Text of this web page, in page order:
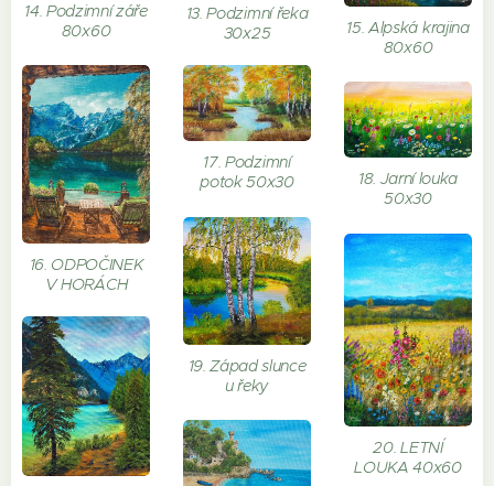
13. Podzimní řeka
30x25
14. Podzimní záře
80x60
15. Alpská krajina
80x60
16. ODPOČINEK
V HORÁCH
17. Podzimní
potok 50x30
18. Jarní louka
50x30
19. Západ slunce
u řeky
20. LETNÍ
LOUKA 40x60